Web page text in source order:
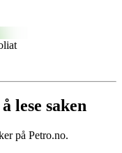
lese saken
på Petro.no.